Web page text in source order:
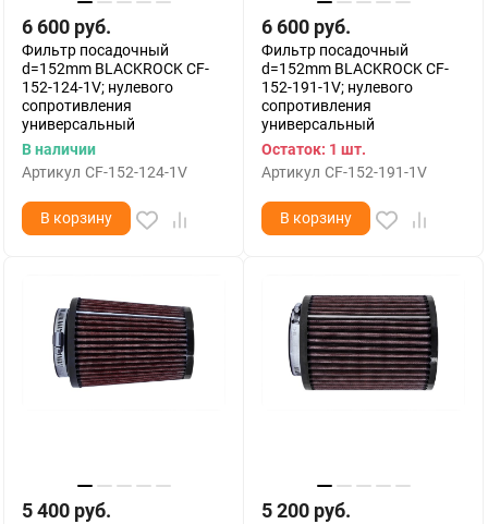
6 600 руб.
Фильтр посадочный
d=152mm BLACKROCK CF-
152-124-1V; нулевого
сопротивления
универсальный
В наличии
Артикул CF-152-124-1V
В корзину
6 600 руб.
Фильтр посадочный
d=152mm BLACKROCK CF-
152-191-1V; нулевого
сопротивления
универсальный
Остаток: 1 шт.
Артикул CF-152-191-1V
В корзину
5 400 руб. 5 200 руб.